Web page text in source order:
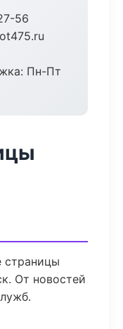
56
Пн-Пт
страницы
От новостей